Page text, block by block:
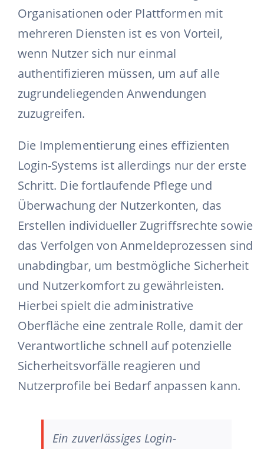
Organisationen oder Plattformen mit
mehreren Diensten ist es von Vorteil,
wenn Nutzer sich nur einmal
authentifizieren müssen, um auf alle
zugrundeliegenden Anwendungen
zuzugreifen.
Die Implementierung eines effizienten
Login-Systems ist allerdings nur der erste
Schritt. Die fortlaufende Pflege und
Überwachung der Nutzerkonten, das
Erstellen individueller Zugriffsrechte sowie
das Verfolgen von Anmeldeprozessen sind
unabdingbar, um bestmögliche Sicherheit
und Nutzerkomfort zu gewährleisten.
Hierbei spielt die administrative
Oberfläche eine zentrale Rolle, damit der
Verantwortliche schnell auf potenzielle
Sicherheitsvorfälle reagieren und
Nutzerprofile bei Bedarf anpassen kann.
Ein zuverlässiges Login-